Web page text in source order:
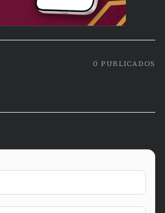
0 PUBLICADOS